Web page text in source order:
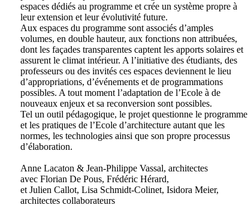
espaces dédiés au programme et crée un système propre à
leur extension et leur évolutivité future.
Aux espaces du programme sont associés d’amples
volumes, en double hauteur, aux fonctions non attribuées,
dont les façades transparentes captent les apports solaires et
assurent le climat intérieur. A l’initiative des étudiants, des
professeurs ou des invités ces espaces deviennent le lieu
d’appropriations, d’événements et de programmations
possibles. A tout moment l’adaptation de l’Ecole à de
nouveaux enjeux et sa reconversion sont possibles.
Tel un outil pédagogique, le projet questionne le programme
et les pratiques de l’Ecole d’architecture autant que les
normes, les technologies ainsi que son propre processus
d’élaboration.
Anne Lacaton & Jean-Philippe Vassal, architectes
avec Florian De Pous, Frédéric Hérard,
et Julien Callot, Lisa Schmidt-Colinet, Isidora Meier,
architectes collaborateurs